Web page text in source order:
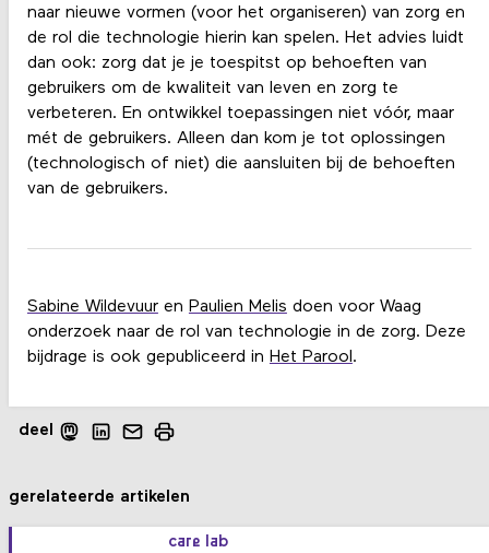
naar nieuwe vormen (voor het organiseren) van zorg en
de rol die technologie hierin kan spelen. Het advies luidt
dan ook: zorg dat je je toespitst op behoeften van
gebruikers om de kwaliteit van leven en zorg te
verbeteren. En ontwikkel toepassingen niet vóór, maar
mét de gebruikers. Alleen dan kom je tot oplossingen
(technologisch of niet) die aansluiten bij de behoeften
van de gebruikers.
Sabine Wildevuuren Paulien Melis doen voor Waag
onderzoek naar de rol van technologie in de zorg. Deze
bijdrage is ook gepubliceerd in Het Parool .
deel
gerelateerde artikelen
care lab